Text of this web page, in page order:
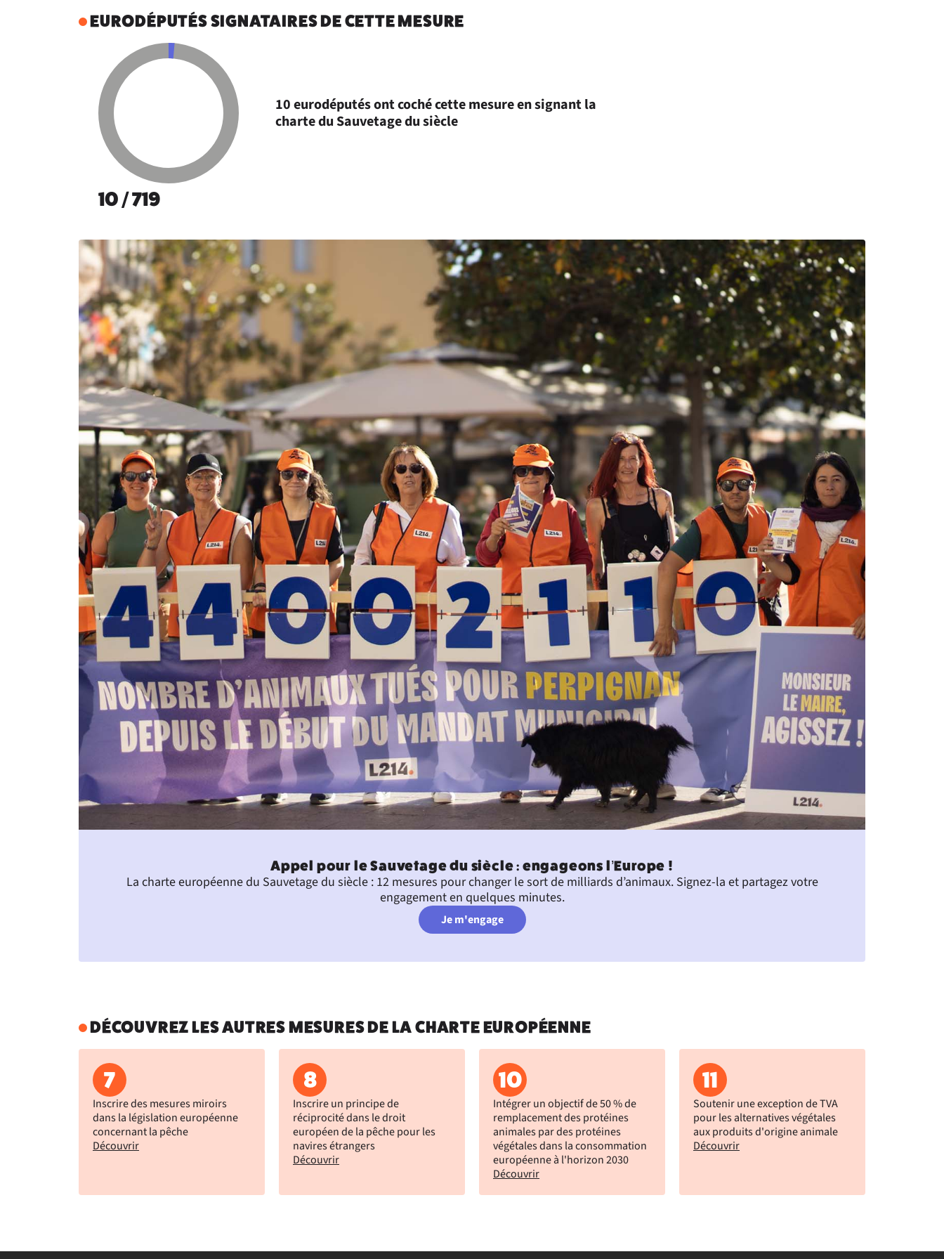
EURODÉPUTÉS SIGNATAIRES DE CETTE MESURE
10 / 719
10 eurodéputés ont coché cette mesure en signant la
charte du Sauvetage du siècle
Appel pour le Sauvetage du siècle : engageons l’Europe !
La charte européenne du Sauvetage du siècle : 12 mesures pour changer le sort de milliards d’animaux. Signez-la et partagez votre
engagement en quelques minutes.
Je m'engage
DÉCOUVREZ LES AUTRES MESURES DE LA CHARTE EUROPÉENNE
7
Inscrire des mesures miroirs
dans la législation européenne
concernant la pêche
Découvrir
8
Inscrire un principe de
réciprocité dans le droit
européen de la pêche pour les
navires étrangers
Découvrir
10
Intégrer un objectif de 50 % de
remplacement des protéines
animales par des protéines
végétales dans la consommation
européenne à l'horizon 2030
Découvrir
11
Soutenir une exception de TVA
pour les alternatives végétales
aux produits d'origine animale
Découvrir